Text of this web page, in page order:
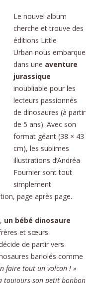
Le nouvel album
cherche et trouve des
éditions Little
Urban nous embarque
dans une aventure
jurassique
inoubliable pour les
lecteurs passionnés
de dinosaures (à partir
de 5 ans). Avec son
format géant (38 × 43
cm), les sublimes
illustrations d’Andréa
Fournier sont tout
simplement
page après page.
un bébé dinosaure
et sœurs
de partir vers
bariolés comme
faire tout un volcan ! »
toujours son petit bonbon